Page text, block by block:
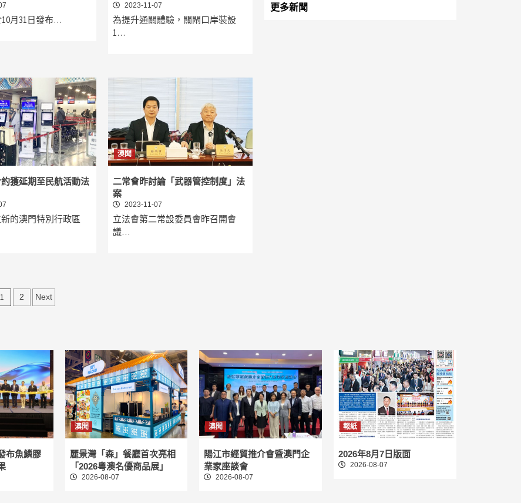
10月31日發布…
2023-11-07
為提升通關體驗，關閘口岸裝設
1…
獲延期至民航活動法
的澳門特別行政區
澳聞
二常會昨討論「武器管控制度」法
案
2023-11-07
立法會第二常設委員會昨召開會
議…
文
1 2 Next
更多新聞
布魚鱗膠
澳聞
麗景灣「森」餐廳首次亮相
「2026粵澳名優商品展」
2026-08-07
澳聞
陽江市經貿推介會暨澳門企
業家座談會
2026-08-07
報紙
2026年8月7日版面
2026-08-07